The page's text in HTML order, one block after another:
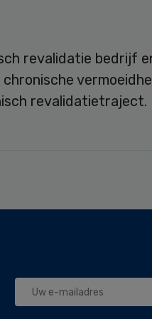
revalidatie bedrijf
revalidatietraject.